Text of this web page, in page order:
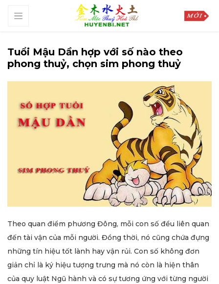
Tuổi Mậu Dần hợp với số nào theo
phong thuỷ, chọn sim phong thuỷ
Theo quan điểm phương Đông, mỗi con số đều liên quan
đến tài vận của mỗi người. Đồng thời, nó cũng chứa đựng
những tín hiệu tốt lành hay vận rủi. Con số không đơn
giản chỉ là ký hiệu tượng trưng mà nó còn là hiện thân
của quy luật Ngũ hành và có sự tương ứng với từng người